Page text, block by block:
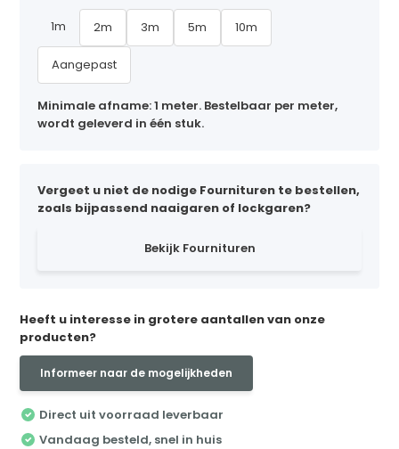
1m 2m 3m 5m 10m
Aangepast
Minimale afname: 1 meter. Bestelbaar per meter,
wordt geleverd in één stuk.
Vergeet u niet de nodige Fournituren te bestellen,
zoals bijpassend naaigaren of lockgaren?
Bekijk Fournituren
Heeft u interesse in grotere aantallen van onze
producten?
Informeer naar de mogelijkheden
Direct uit voorraad leverbaar
Vandaag besteld, snel in huis